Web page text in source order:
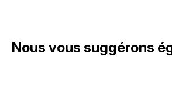
Nous vous suggérons